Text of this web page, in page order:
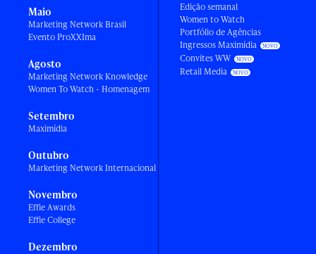
Maio
Marketing Network Brasil
Evento ProXXIma
Agosto
Marketing Network Knowledge
Women To Watch - Homenagem
Setembro
Maximídia
Outubro
Marketing Network Internacional
Novembro
Effie Awards
Effie College
Dezembro
Edição semanal
Women to Watch
Portfólio de Agências
Ingressos Maximídia
Convites WW
Retail Media